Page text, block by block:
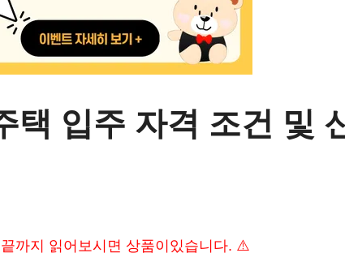
택 입주 자격 조건 및
까지 읽어보시면 상품이있습니다. ⚠️